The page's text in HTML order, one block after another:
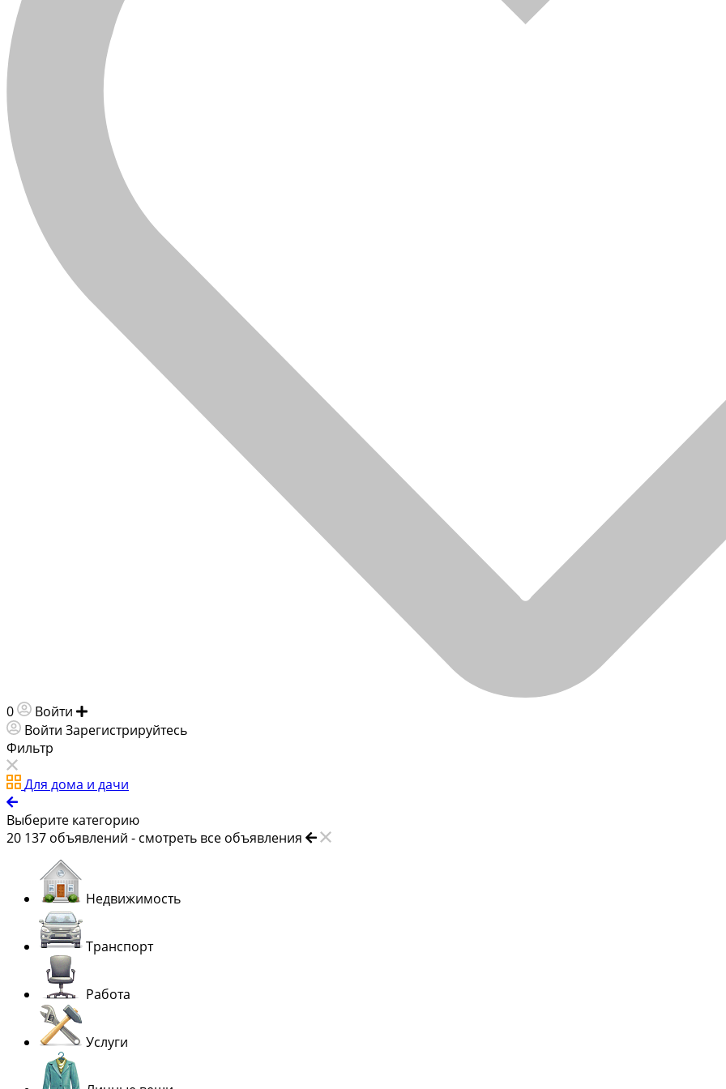
0 Войти
Войти Зарегистрируйтесь
Фильтр
Для дома и дачи
Выберите категорию
20 137 объявлений - смотреть все объявления
Недвижимость
Транспорт
Работа
Услуги